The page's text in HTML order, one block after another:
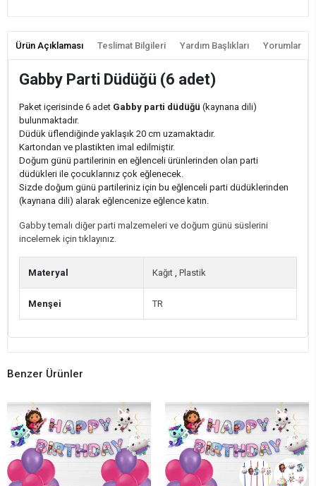
Ürün Açıklaması Teslimat Bilgileri Yardım Başlıkları Yorumlar
Gabby Parti Düdüğü (6 adet)
Paket içerisinde 6 adet Gabby parti düdüğü (kaynana dili)
bulunmaktadır.
Düdük üflendiğinde yaklaşık 20 cm uzamaktadır.
Kartondan ve plastikten imal edilmiştir.
Doğum günü partilerinin en eğlenceli ürünlerinden olan parti
düdükleri ile çocuklarınız çok eğlenecek.
Sizde doğum günü partileriniz için bu eğlenceli parti düdüklerinden
(kaynana dili) alarak eğlencenize eğlence katın.
Gabby temalı diğer parti malzemeleri ve doğum günü süslerini
incelemek için tıklayınız.
Materyal Kağıt , Plastik
Menşei TR
Benzer Ürünler